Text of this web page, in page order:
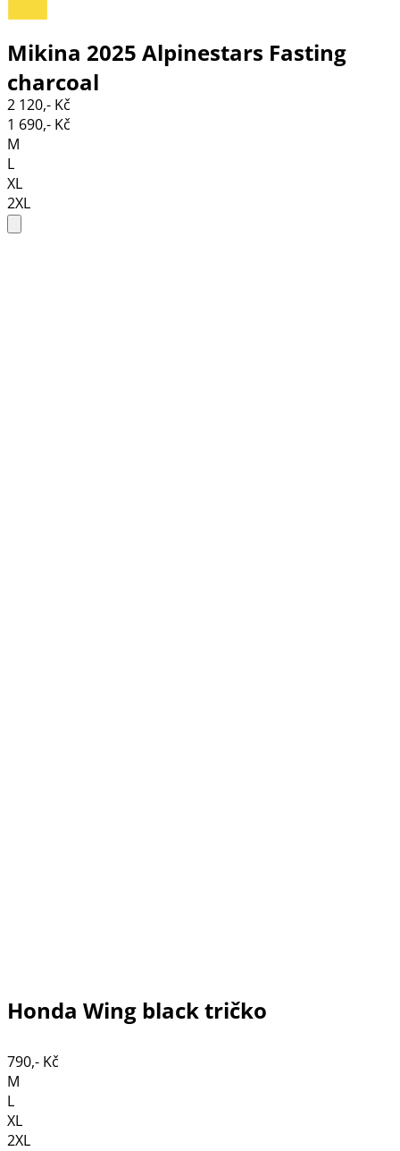
Mikina 2025 Alpinestars Fasting
charcoal
2 120,- Kč
1 690,- Kč
M
L
XL
2XL
Honda Wing black tričko
790,- Kč
M
L
XL
2XL